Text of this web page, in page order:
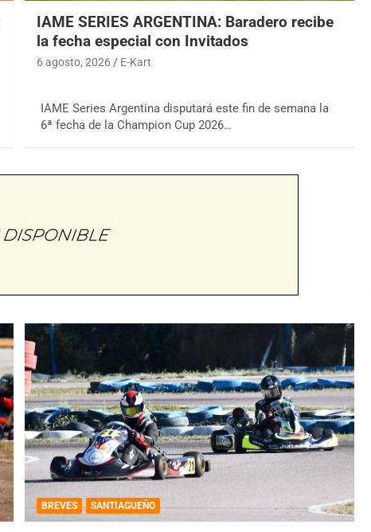
IAME SERIES ARGENTINA: Baradero recibe
la fecha especial con Invitados
6 agosto, 2026 E-Kart
IAME Series Argentina disputará este fin de semana la
6ª fecha de la Champion Cup 2026…
BREVES SANTIAGUEÑO